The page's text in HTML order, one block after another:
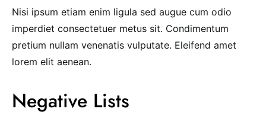
Nisi ipsum etiam enim ligula sed augue cum odio
imperdiet consectetuer metus sit. Condimentum
pretium nullam venenatis vulputate. Eleifend amet
lorem elit aenean.
Negative Lists